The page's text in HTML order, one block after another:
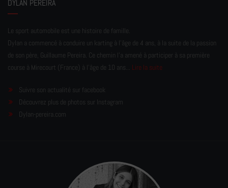
DYLAN PEREIRA
Le sport automobile est une histoire de famille.
Dylan a commencé à conduire un karting à l’âge de 4 ans, à la suite de la passion
de son père, Guillaume Pereira. Ce chemin l'a amené à participer à sa première
course à Mirecourt (France) à l'âge de 10 ans... Lire la suite
Suivre son actualité sur facebook
Découvrez plus de photos sur Instagram
Dylan-pereira.com